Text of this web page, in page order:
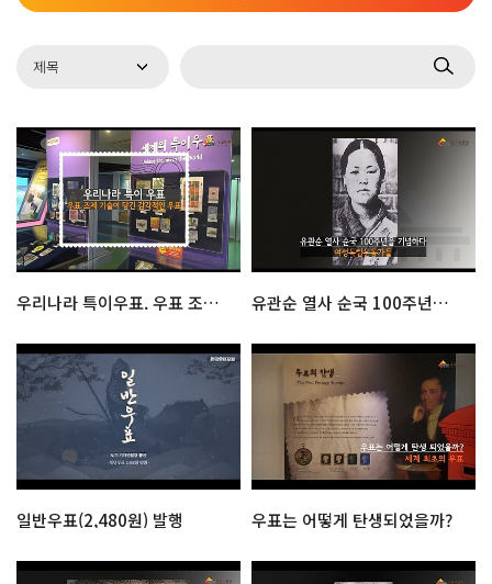
우리나라 특이우표. 우표 조제 기술이 담긴 감각적인 우표 유관순 열사 순국 100주년을 기념하다 - 여성독립운동가들
일반우표(2,480원) 발행 우표는 어떻게 탄생되었을까?